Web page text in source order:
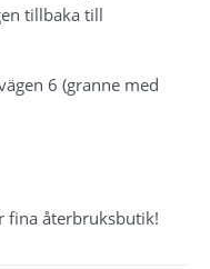
tillbaka till
6 (granne med
fina återbruksbutik!